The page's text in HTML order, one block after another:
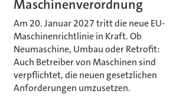
Maschinenverordnung
Am 20. Januar 2027 tritt die neue EU-
Maschinenrichtlinie in Kraft. Ob
Neumaschine, Umbau oder Retrofit:
Auch Betreiber von Maschinen sind
verpflichtet, die neuen gesetzlichen
Anforderungen umzusetzen.